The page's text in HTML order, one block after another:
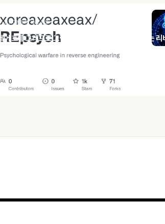
HACKER NEWS
제어 흐름 그래프로 그림을 그리다: REpsych가 던지는 리
오늘 · 35 READS